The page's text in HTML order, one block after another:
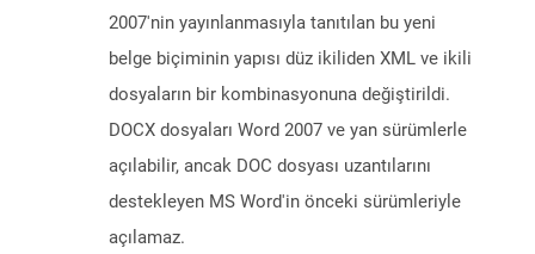
2007'nin yayınlanmasıyla tanıtılan bu yeni
belge biçiminin yapısı düz ikiliden XML ve ikili
dosyaların bir kombinasyonuna değiştirildi.
DOCX dosyaları Word 2007 ve yan sürümlerle
açılabilir, ancak DOC dosyası uzantılarını
destekleyen MS Word'in önceki sürümleriyle
açılamaz.